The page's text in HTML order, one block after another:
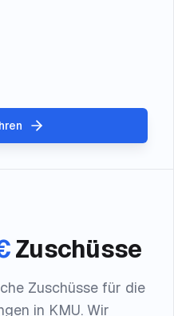
Zuschüsse
Zuschüsse für die
in KMU. Wir